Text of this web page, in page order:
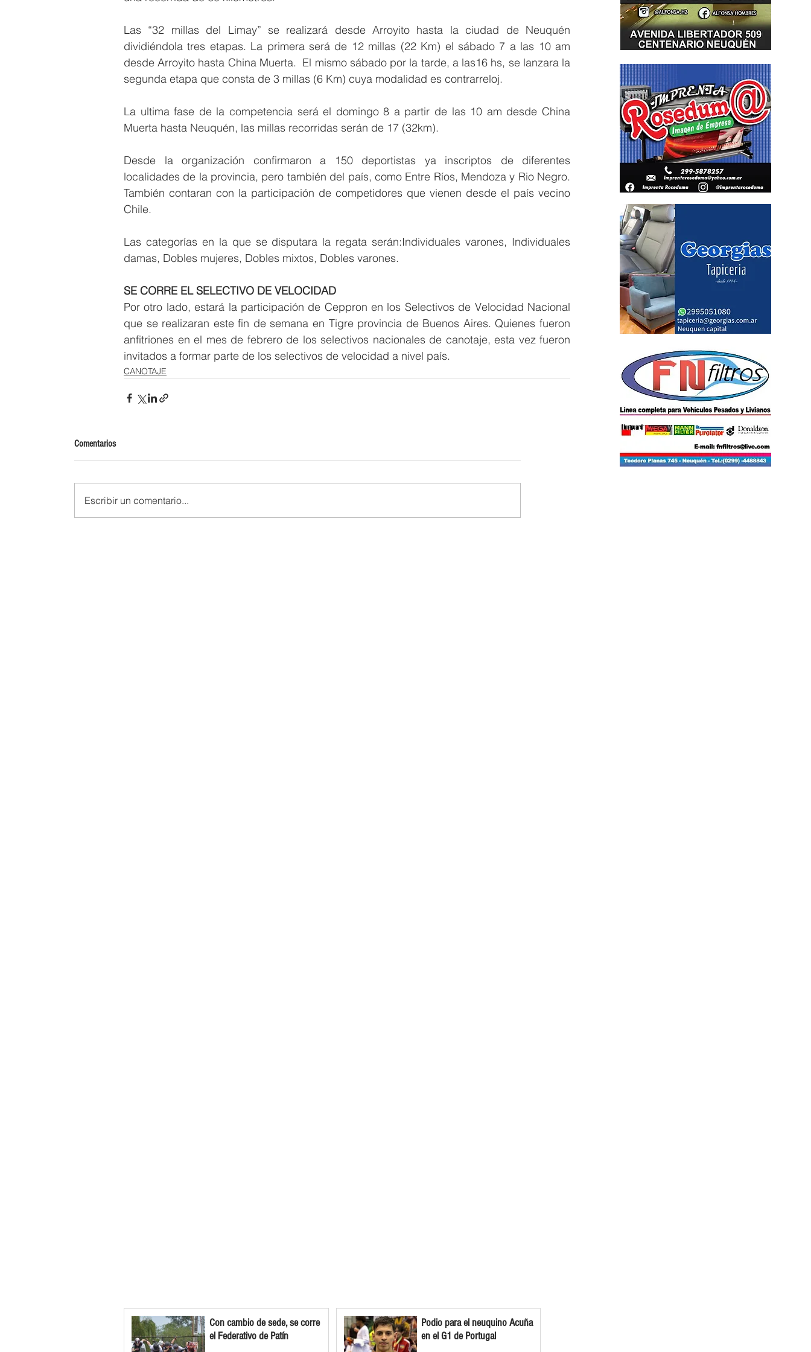
Las “32 millas del Limay” se realizará desde Arroyito hasta la ciudad de Neuquén
dividiéndola tres etapas. La primera será de 12 millas (22 Km) el sábado 7 a las 10 am
desde Arroyito hasta China Muerta.  El mismo sábado por la tarde, a las16 hs, se lanzara la
segunda etapa que consta de 3 millas (6 Km) cuya modalidad es contrarreloj.
La ultima fase de la competencia será el domingo 8 a partir de las 10 am desde China
Muerta hasta Neuquén, las millas recorridas serán de 17 (32km).
Desde la organización confirmaron a 150 deportistas ya inscriptos de diferentes
localidades de la provincia, pero también del país, como Entre Ríos, Mendoza y Rio Negro.
También contaran con la participación de competidores que vienen desde el país vecino
Chile.
Las categorías en la que se disputara la regata serán:Individuales varones, Individuales
damas, Dobles mujeres, Dobles mixtos, Dobles varones.
SE CORRE EL SELECTIVO DE VELOCIDAD
Por otro lado, estará la participación de Ceppron en los Selectivos de Velocidad Nacional
que se realizaran este fin de semana en Tigre provincia de Buenos Aires. Quienes fueron
anfitriones en el mes de febrero de los selectivos nacionales de canotaje, esta vez fueron
invitados a formar parte de los selectivos de velocidad a nivel país.
CANOTAJE
Comentarios
Escribir un comentario...
Con cambio de sede, se corre
el Federativo de Patín
Podio para el neuquino Acuña
en el G1 de Portugal